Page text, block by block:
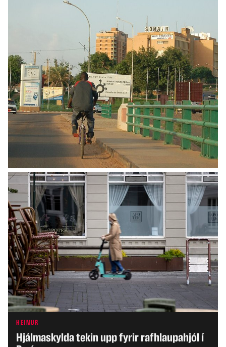
Krabbamein Joe Biden hefur dreift sér enn
HEIMUR
Hjálmaskylda tekin upp fyrir rafhlaupahjól í